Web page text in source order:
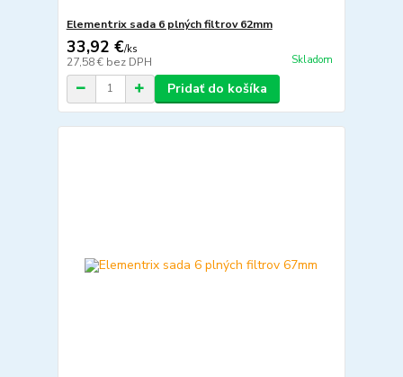
Elementrix sada 6 plných filtrov 62mm
33,92 €/ks
27,58 € bez DPH Skladom
Pridať do košíka